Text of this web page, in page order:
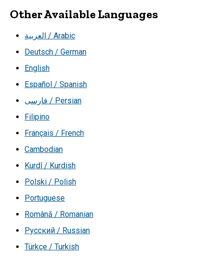
Other Available Languages
العربية / Arabic
Deutsch / German
English
Español / Spanish
فارسی / Persian
Filipino
Français / French
Cambodian
Kurdî / Kurdish
Polski / Polish
Portuguese
Română / Romanian
Русский / Russian
Türkçe / Turkish